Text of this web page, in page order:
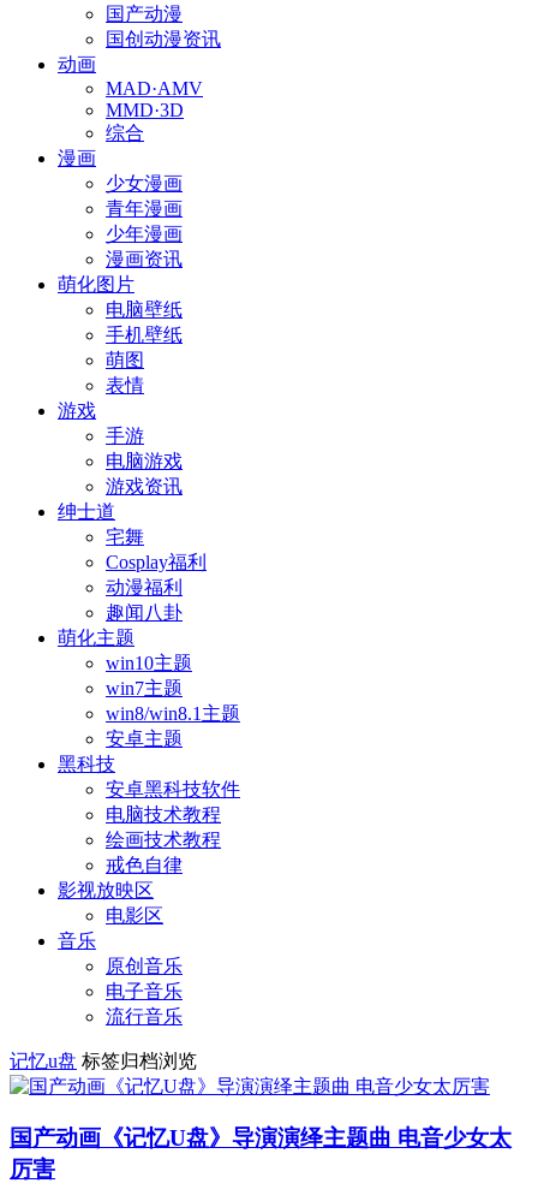
国产动漫
国创动漫资讯
动画
MAD·AMV
MMD·3D
综合
漫画
少女漫画
青年漫画
少年漫画
漫画资讯
萌化图片
电脑壁纸
手机壁纸
萌图
表情
游戏
手游
电脑游戏
游戏资讯
绅士道
宅舞
Cosplay福利
动漫福利
趣闻八卦
萌化主题
win10主题
win7主题
win8/win8.1主题
安卓主题
黑科技
安卓黑科技软件
电脑技术教程
绘画技术教程
戒色自律
影视放映区
电影区
音乐
原创音乐
电子音乐
流行音乐
记忆u盘 标签归档浏览
国产动画《记忆U盘》导演演绎主题曲 电音少女太
厉害